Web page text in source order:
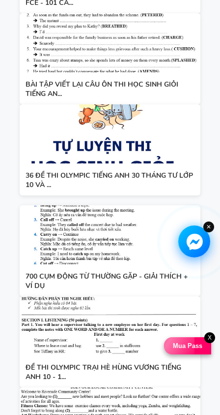
FCE - 101 CÂ...
BÀI TẬP VIẾT LẠI CÂU ÔN THI HỌC SINH GIỎI
TIẾNG AN...
36 ĐỀ THI OLYMPIC TIẾNG ANH 30 THÁNG TƯ LỚP
10 VÀ ...
700 CỤM ĐỘNG TỪ THƯỜNG GẶP - GIẢI THÍCH +
VÍ DỤ
ĐỀ THI OLYMPIC TRẠI HÈ HÙNG VƯƠNG TIẾNG
ANH 10 - 1...
Mua Pass
X
✕